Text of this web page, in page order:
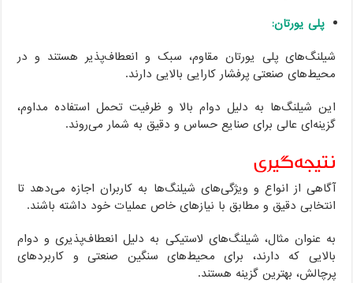
پلی یورتان:
شیلنگ‌های پلی یورتان مقاوم، سبک و انعطاف‌پذیر هستند و در
محیط‌های صنعتی پرفشار کارایی بالایی دارند.
این شیلنگ‌ها به دلیل دوام بالا و ظرفیت تحمل استفاده مداوم،
گزینه‌ای عالی برای صنایع حساس و دقیق به شمار می‌روند.
نتیجه‌گیری
آگاهی از انواع و ویژگی‌های شیلنگ‌ها به کاربران اجازه می‌دهد تا
انتخابی دقیق و مطابق با نیازهای خاص عملیات خود داشته باشند.
به عنوان مثال، شیلنگ‌های لاستیکی به دلیل انعطاف‌پذیری و دوام
بالایی که دارند، برای محیط‌های سنگین صنعتی و کاربردهای
پرچالش، بهترین گزینه هستند.